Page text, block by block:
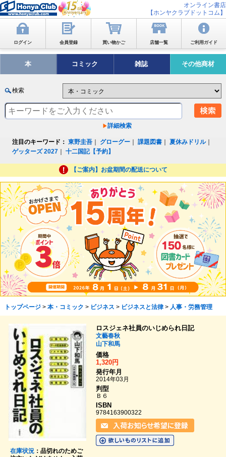
オンライン書店
【ホンヤクラブドットコム】
ログイン 会員登録 買い物かご 店舗一覧 ご利用ガイド
本 コミック 雑誌 その他商材
検索
詳細検索
注目のキーワード： 東野圭吾 グローグー ｜課題図書 ｜夏休みドリル｜
ゲッターズ 2027 ｜十二国記【予約】
【ご案内】お盆期間の配送について
トップページ> 本・コミック > ビジネス > ビジネスと法律> 人事・労務管理
在庫状況：品切れのためご
ロスジェネ社員のいじめられ日記
文藝春秋
山下和馬
価格
1,320円
発行年月
2014年03月
判型
Ｂ６
ISBN
9784163900322